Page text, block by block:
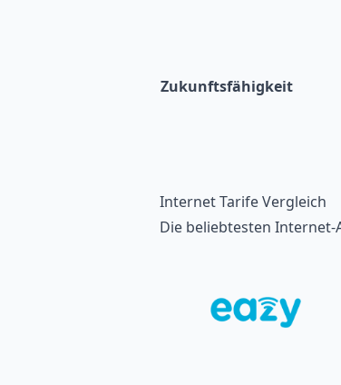
Zukunftsfähigkeit
Internet Tarife Vergleich
Die beliebtesten